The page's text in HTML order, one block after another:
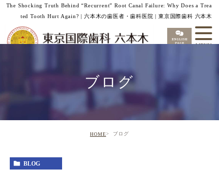
The Shocking Truth Behind “Recurrent” Root Canal Failure: Why Does a Trea
ted Tooth Hurt Again? | 六本木の歯医者・歯科医院 | 東京国際歯科 六本木
ブログ
HOME ブログ
BLOG